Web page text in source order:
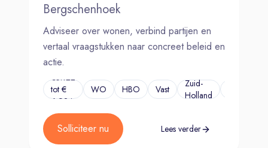
Bergschenhoek
Adviseer over wonen, verbind partijen en
vertaal vraagstukken naar concreet beleid en
actie.
€5.122
tot €
6.924
WO HBO Vast
Zuid-
Holland
Solliciteer nu Lees verder